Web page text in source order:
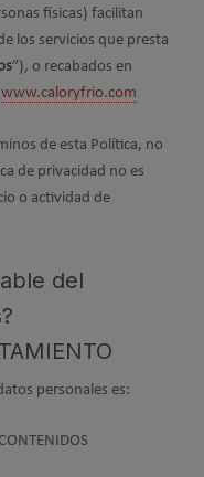
físicas) facilitan
los servicios que presta
”), o recabados en
www.caloryfrio.com
de esta Política, no
de privacidad no es
o actividad de
del
personales es: